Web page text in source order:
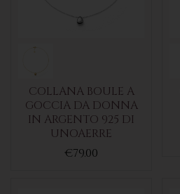
COLLANA BOULE A
GOCCIA DA DONNA
IN ARGENTO 925 DI
UNOAERRE
€79.00